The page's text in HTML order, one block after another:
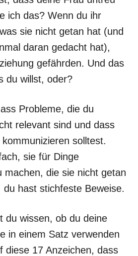
ich das? Wenn du ihr
sie nicht getan hat (und
daran gedacht hat),
gefährden. Und das
du willst, oder?
Probleme, die du
relevant sind und dass
solltest.
sie für Dinge
machen, die sie nicht getan
du hast stichfeste Beweise.
du wissen, ob du deine
in einem Satz verwenden
diese 17 Anzeichen, dass